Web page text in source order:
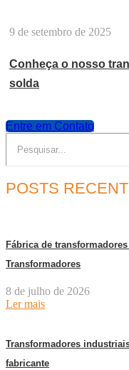
9 de setembro de 2025
Conheça o nosso
solda
Entre em Contato
POSTS
Fábrica de
Transformadores
8 de julho de 2026
Ler mais
Transformadores
fabricante